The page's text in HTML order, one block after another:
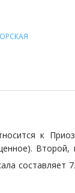
к
составляет
и